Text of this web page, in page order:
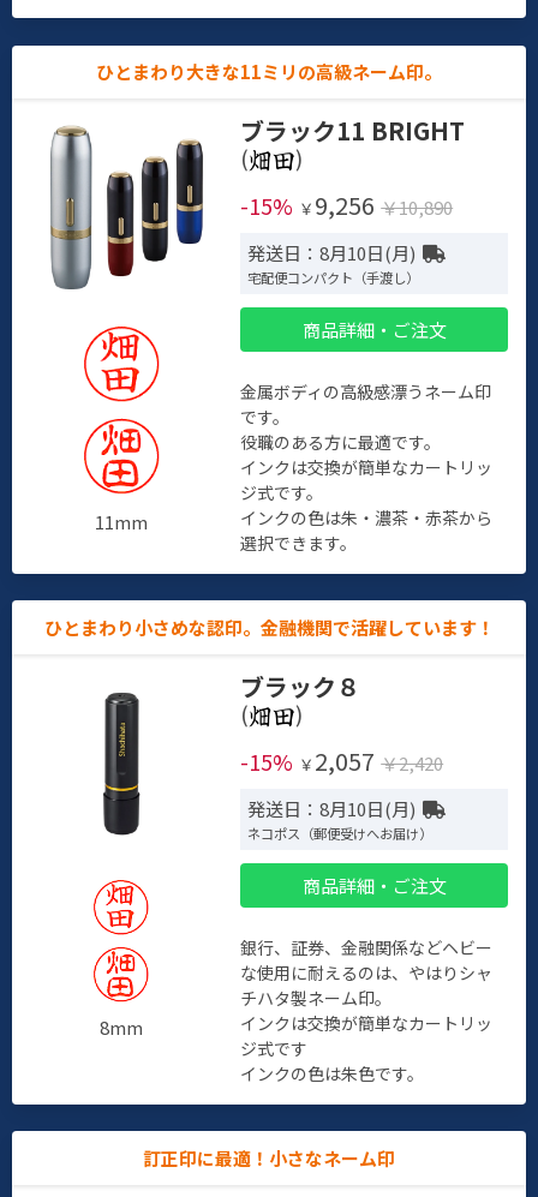
ひとまわり大きな11ミリの高級ネーム印。
11mm
ブラック11 BRIGHT
(
)
-15% ￥ 9,256 ￥10,890
発送日：8月10日(月)
宅配便コンパクト（手渡し）
商品詳細・ご注文
金属ボディの高級感漂うネーム印
です。
役職のある方に最適です。
インクは交換が簡単なカートリッ
ジ式です。
インクの色は朱・濃茶・赤茶から
選択できます。
ひとまわり小さめな認印。金融機関で活躍しています！
8mm
ブラック８
(
)
-15% ￥ 2,057 ￥2,420
発送日：8月10日(月)
ネコポス（郵便受けへお届け）
商品詳細・ご注文
銀行、証券、金融関係などヘビー
な使用に耐えるのは、やはりシャ
チハタ製ネーム印。
インクは交換が簡単なカートリッ
ジ式です
インクの色は朱色です。
訂正印に最適！小さなネーム印